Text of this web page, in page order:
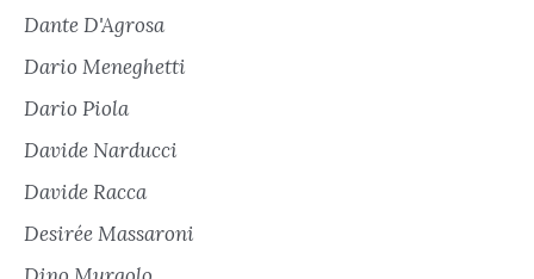
Dante D'Agrosa
Dario Meneghetti
Dario Piola
Davide Narducci
Davide Racca
Desirée Massaroni